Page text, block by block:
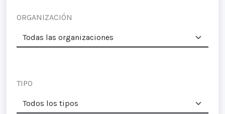
ORGANIZACIÓN
TIPO